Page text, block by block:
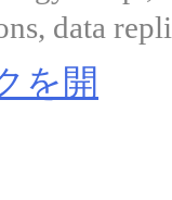
data
を開